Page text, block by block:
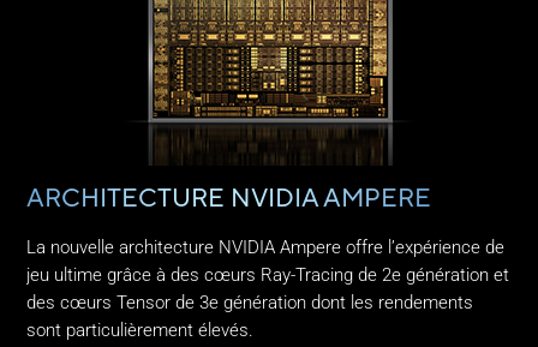
ARCHITECTURE NVIDIA AMPERE
La nouvelle architecture NVIDIA Ampere offre l’expérience de
jeu ultime grâce à des cœurs Ray-Tracing de 2e génération et
des cœurs Tensor de 3e génération dont les rendements
sont particulièrement élevés.